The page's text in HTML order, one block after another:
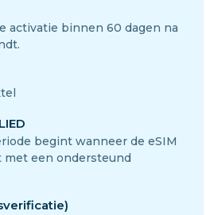
activatie binnen 60 dagen na
begint wanneer de eSIM
met een ondersteund